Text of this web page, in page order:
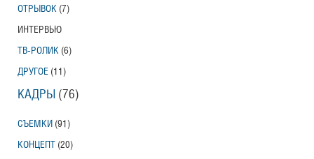
ОТРЫВОК (7)
ИНТЕРВЬЮ
ТВ-РОЛИК (6)
ДРУГОЕ (11)
КАДРЫ (76)
СЪЕМКИ (91)
КОНЦЕПТ (20)